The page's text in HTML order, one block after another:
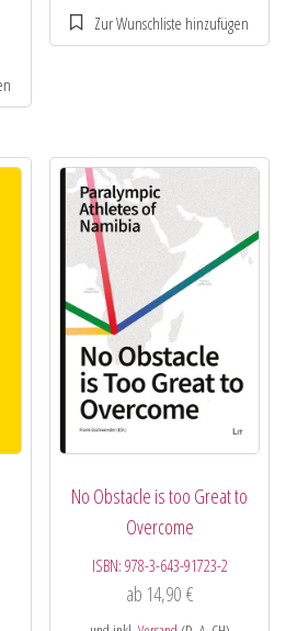
No Obstacle is too Great to
Overcome
ISBN: 978-3-643-91723-2
ab 14,90 €